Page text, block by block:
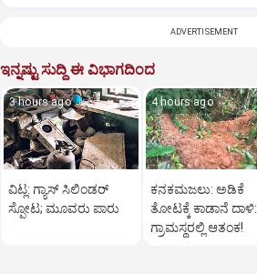
ADVERTISEMENT
ಇನ್ನಷ್ಟು ಸುದ್ದಿ ಈ ವಿಭಾಗದಿಂದ
3 hours ago
ವಿಟ್ಲ: ಗ್ಯಾಸ್‌ ಸಿಲಿಂಡರ್‌
ಸ್ಫೋಟ; ಮೂವರು ಪಾರು
4 hours ago
ಕನಕಮಜಲು: ಅಡಿಕೆ
ತೋಟಕ್ಕೆ ಕಾಡಾನೆ ದಾಳಿ:
ಗ್ರಾಮಸ್ಥರಲ್ಲಿ ಆತಂಕ!